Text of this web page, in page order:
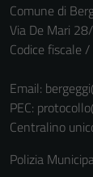
Comune di
Via De Mari
Codice fiscale
Email:
PEC:
Centralino
Polizia